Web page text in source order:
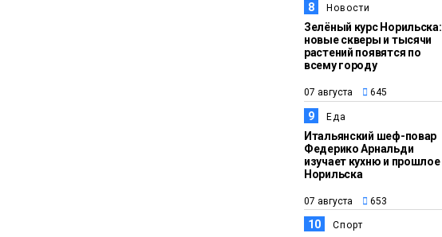
8 Новости
Зелёный курс Норильска:
новые скверы и тысячи
растений появятся по
всему городу
07 августа 645
9 Еда
Итальянский шеф-повар
Федерико Арнальди
изучает кухню и прошлое
Норильска
07 августа 653
10 Спорт